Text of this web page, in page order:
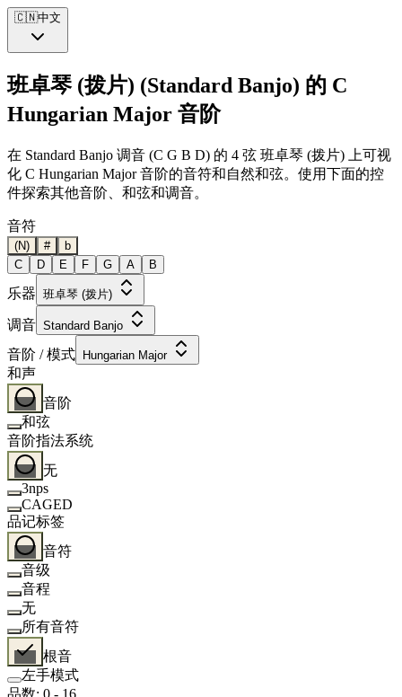
🇨🇳中文
班卓琴 (拨片) (Standard Banjo) 的 C
Hungarian Major 音阶
在 Standard Banjo 调音 (C G B D) 的 4 弦 班卓琴 (拨片) 上可视
化 C Hungarian Major 音阶的音符和自然和弦。使用下面的控
件探索其他音阶、和弦和调音。
音符
(N) #
b
C
D E F G A B
乐器 班卓琴 (拨片)
调音 Standard Banjo
音阶 / 模式 Hungarian Major
和声
音阶
和弦
音阶指法系统
无
3nps
CAGED
品记标签
音符
音级
音程
无
所有音符
根音
左手模式
品数: 0 - 16